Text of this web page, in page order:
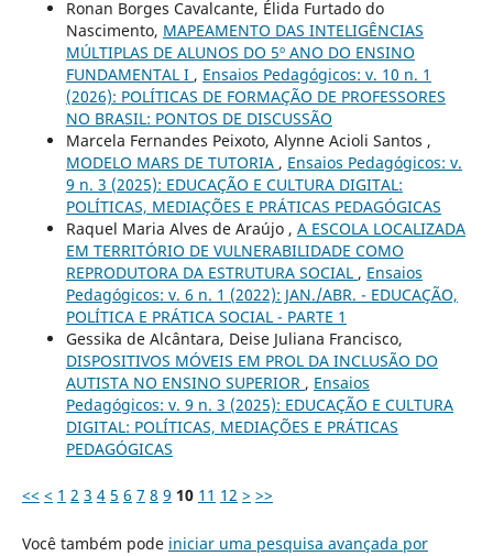
Ronan Borges Cavalcante, Élida Furtado do
Nascimento, MAPEAMENTO DAS INTELIGÊNCIAS
MÚLTIPLAS DE ALUNOS DO 5º ANO DO ENSINO
FUNDAMENTAL I , Ensaios Pedagógicos: v. 10 n. 1
(2026): POLÍTICAS DE FORMAÇÃO DE PROFESSORES
NO BRASIL: PONTOS DE DISCUSSÃO
Marcela Fernandes Peixoto, Alynne Acioli Santos ,
MODELO MARS DE TUTORIA , Ensaios Pedagógicos: v.
9 n. 3 (2025): EDUCAÇÃO E CULTURA DIGITAL:
POLÍTICAS, MEDIAÇÕES E PRÁTICAS PEDAGÓGICAS
Raquel Maria Alves de Araújo , A ESCOLA LOCALIZADA
EM TERRITÓRIO DE VULNERABILIDADE COMO
REPRODUTORA DA ESTRUTURA SOCIAL , Ensaios
Pedagógicos: v. 6 n. 1 (2022): JAN./ABR. - EDUCAÇÃO,
POLÍTICA E PRÁTICA SOCIAL - PARTE 1
Gessika de Alcântara, Deise Juliana Francisco,
DISPOSITIVOS MÓVEIS EM PROL DA INCLUSÃO DO
AUTISTA NO ENSINO SUPERIOR , Ensaios
Pedagógicos: v. 9 n. 3 (2025): EDUCAÇÃO E CULTURA
DIGITAL: POLÍTICAS, MEDIAÇÕES E PRÁTICAS
PEDAGÓGICAS
<< < 1 2 3 4 5 6 7 8 9 10 11 12 > >>
Você também pode iniciar uma pesquisa avançada por